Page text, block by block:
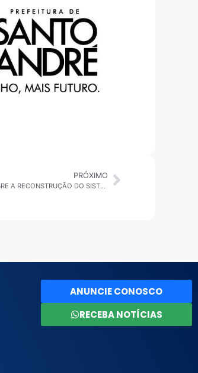
PRÓXIMO
ITAQUA: CONFERÊNCIA DE ASSISTÊNCIA SOCIAL DEBATE SOBRE A RECONSTRUÇÃO DO SISTEMA ÚNICO DE ASSISTÊNCIA SOCIAL
ANUNCIE CONOSCO
RECEBA NOTÍCIAS